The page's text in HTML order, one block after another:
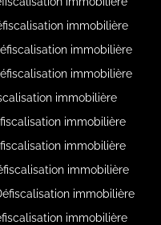
immobilière
immobilière
immobilière
immobilière
immobilière
immobilière
immobilière
immobilière
immobilière